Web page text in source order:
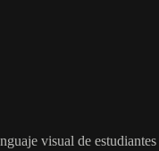
visual de